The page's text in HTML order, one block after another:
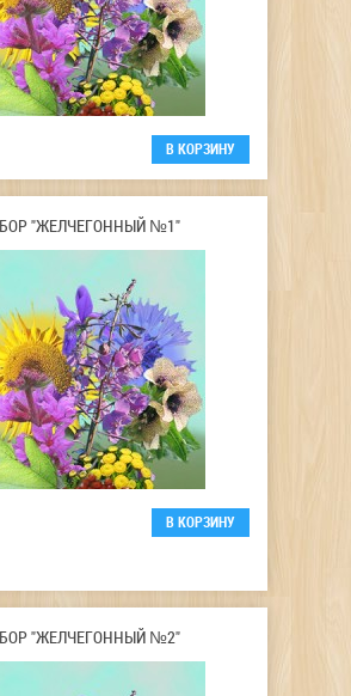
"ЖЕЛЧЕГОННЫЙ №1"
"ЖЕЛЧЕГОННЫЙ №2"